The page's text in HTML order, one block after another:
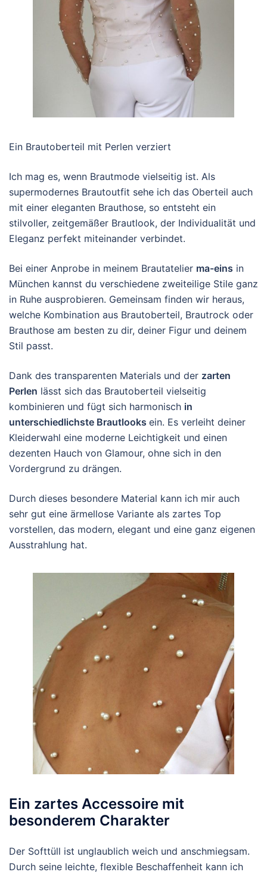
Ein Brautoberteil mit Perlen verziert
Ich mag es, wenn Brautmode vielseitig ist. Als
supermodernes Brautoutfit sehe ich das Oberteil auch
mit einer eleganten Brauthose, so entsteht ein
stilvoller, zeitgemäßer Brautlook, der Individualität und
Eleganz perfekt miteinander verbindet.
Bei einer Anprobe in meinem Brautatelier ma-eins in
München kannst du verschiedene zweiteilige Stile ganz
in Ruhe ausprobieren. Gemeinsam finden wir heraus,
welche Kombination aus Brautoberteil, Brautrock oder
Brauthose am besten zu dir, deiner Figur und deinem
Stil passt.
Dank des transparenten Materials und der zarten
Perlen lässt sich das Brautoberteil vielseitig
kombinieren und fügt sich harmonisch in
unterschiedlichste Brautlooks ein. Es verleiht deiner
Kleiderwahl eine moderne Leichtigkeit und einen
dezenten Hauch von Glamour, ohne sich in den
Vordergrund zu drängen.
Durch dieses besondere Material kann ich mir auch
sehr gut eine ärmellose Variante als zartes Top
vorstellen, das modern, elegant und eine ganz eigenen
Ausstrahlung hat.
Ein zartes Accessoire mit
besonderem Charakter
Der Softtüll ist unglaublich weich und anschmiegsam.
Durch seine leichte, flexible Beschaffenheit kann ich